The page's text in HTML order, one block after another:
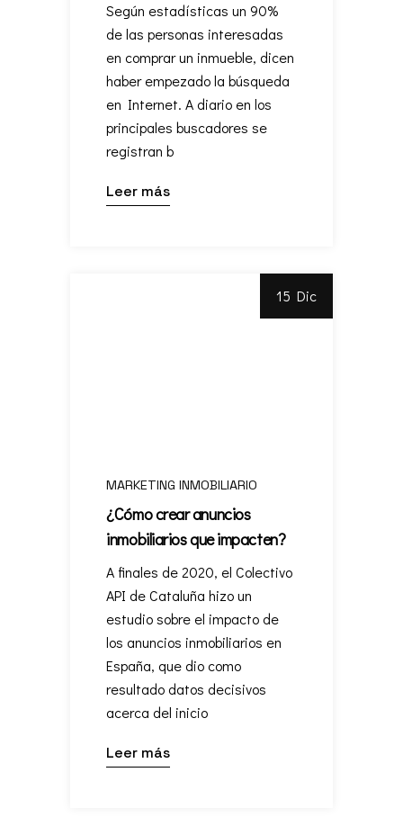
Según estadísticas un 90%
de las personas interesadas
en comprar un inmueble, dicen
haber empezado la búsqueda
en Internet. A diario en los
principales buscadores se
registran b
Leer más
15 Dic
MARKETING INMOBILIARIO
¿Cómo crear anuncios
inmobiliarios que impacten?
A finales de 2020, el Colectivo
API de Cataluña hizo un
estudio sobre el impacto de
los anuncios inmobiliarios en
España, que dio como
resultado datos decisivos
acerca del inicio
Leer más